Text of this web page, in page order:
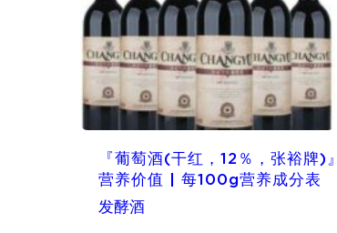
『葡萄酒(干红，12％，张裕牌)』
营养价值 | 每100g营养成分表
发酵酒